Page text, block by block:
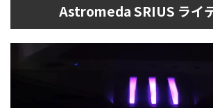
Astromeda SRIUS ライ